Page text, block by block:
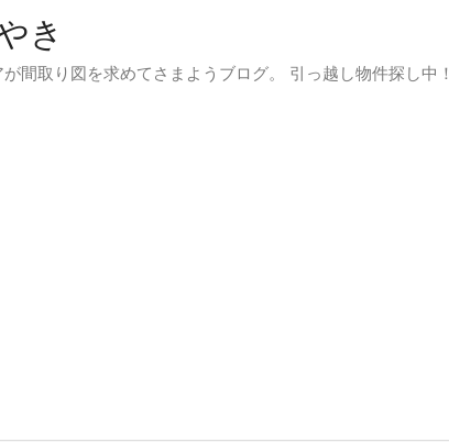
き
間取り図を求めてさまようブログ。 引っ越し物件探し中！